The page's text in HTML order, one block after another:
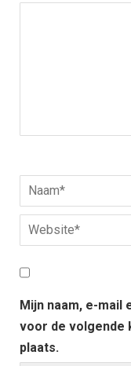
Mijn naam, e-mail
voor de volgende
plaats.